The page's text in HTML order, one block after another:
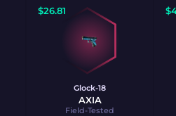
$26.81
Glock-18
AXIA
Field-Tested
$